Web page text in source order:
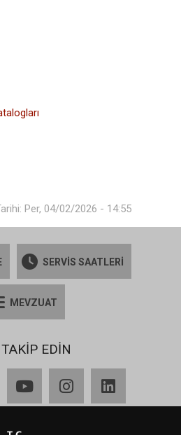
Per, 04/02/2026 - 14:55
SERVİS SAATLERİ
MEVZUAT
EDİN